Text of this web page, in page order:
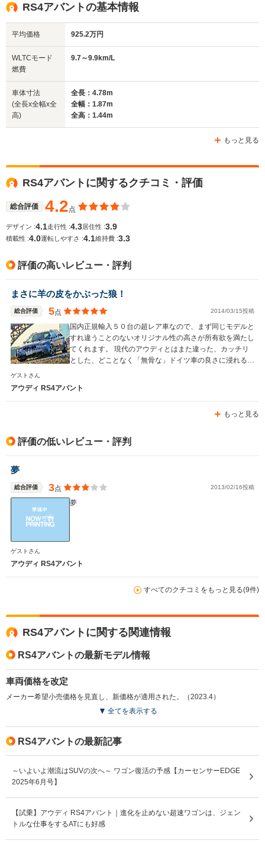
サイズ
(全長x全幅x全高)
WLTCモード
燃費
1.41m～1.42m
全幅
1.83m
7.5km/L
RS4アバントの基本情報
平均価格 925.2万円
WLTCモード
燃費
9.7～9.9km/L
車体寸法
(全長x全幅x全
高)
全長：4.78m
全幅：1.87m
全高：1.44m
もっと見る
RS4アバントに関するクチコミ・評価
総合評価 4.2点
デザイン :4.1走行性 :4.3居住性 :3.9
積載性 :4.0運転しやすさ :4.1維持費 :3.3
評価の高いレビュー・評判
まさに羊の皮をかぶった狼！
総合評価 5点 2014/03/15投稿
国内正規輸入５０台の超レア車なので、まず同じモデルと
すれ違うことのないオリジナル性の高さが所有欲を満たし
てくれます。 現代のアウディとはまた違った、カッチリ
とした、どことなく「無骨な」ドイツ車の良さに浸れる車
ゲストさん
アウディ RS4アバント
もっと見る
評価の低いレビュー・評判
夢
総合評価 3点 2013/02/16投稿
夢
ゲストさん
アウディ RS4アバント
すべてのクチコミをもっと見る(9件)
RS4アバントに関する関連情報
RS4アバントの最新モデル情報
車両価格を改定
メーカー希望小売価格を見直し、新価格が適用された。（2023.4）
全てを表示する
RS4アバントの最新記事
～いよいよ潮流はSUVの次へ～ ワゴン復活の予感【カーセンサーEDGE
2025年6月号】
【試乗】アウディ RS4アバント｜進化を止めない超速ワゴンは、ジェン
トルな仕事をするATにも好感